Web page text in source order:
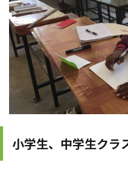
小学生、中学生クラ